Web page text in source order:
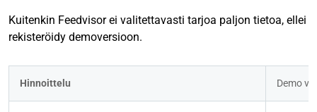
Kuitenkin Feedvisor ei valitettavasti tarjoa paljon tietoa, ellei
rekisteröidy demoversioon.
Hinnoittelu Demo